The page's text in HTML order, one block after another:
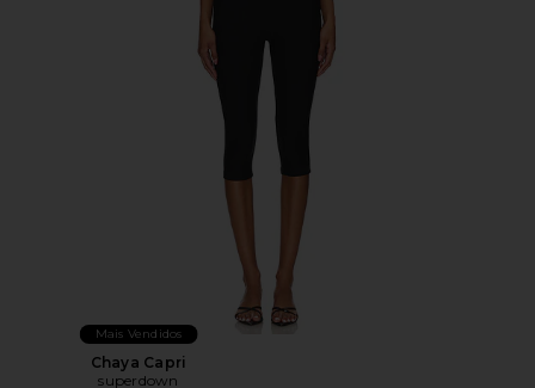
Mais Vendidos
Chaya Capri
superdown